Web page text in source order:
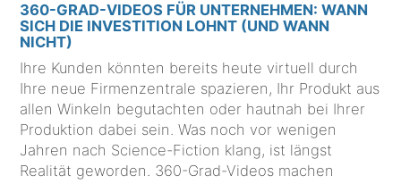
360-GRAD-VIDEOS FÜR UNTERNEHMEN: WANN
SICH DIE INVESTITION LOHNT (UND WANN
NICHT)
Ihre Kunden könnten bereits heute virtuell durch
Ihre neue Firmenzentrale spazieren, Ihr Produkt aus
allen Winkeln begutachten oder hautnah bei Ihrer
Produktion dabei sein. Was noch vor wenigen
Jahren nach Science-Fiction klang, ist längst
Realität geworden. 360-Grad-Videos machen